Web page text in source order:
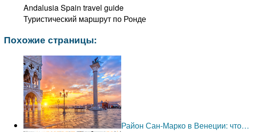
Туристический маршрут по Ронде
Похожие страницы:
Район Сан-Марко в Венеции: что…